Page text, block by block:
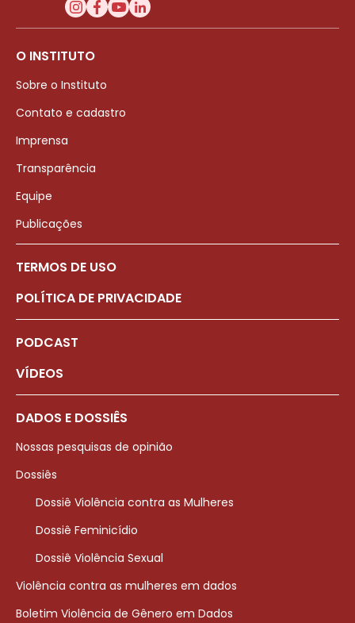
O INSTITUTO
Sobre o Instituto
Contato e cadastro
Imprensa
Transparência
Equipe
Publicações
TERMOS DE USO
POLÍTICA DE PRIVACIDADE
PODCAST
VÍDEOS
DADOS E DOSSIÊS
Nossas pesquisas de opinião
Dossiês
Dossiê Violência contra as Mulheres
Dossiê Feminicídio
Dossiê Violência Sexual
Violência contra as mulheres em dados
Boletim Violência de Gênero em Dados